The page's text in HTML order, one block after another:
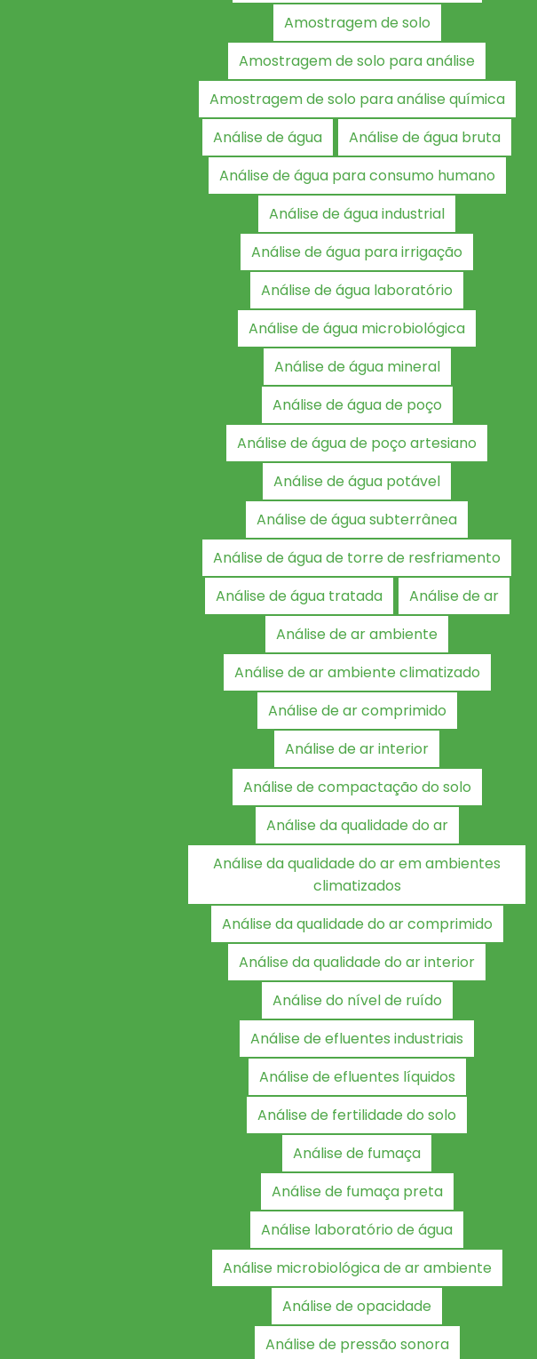
Amostragem de solo
Amostragem de solo para análise
Amostragem de solo para análise química
Análise de água
Análise de água bruta
Análise de água para consumo humano
Análise de água industrial
Análise de água para irrigação
Análise de água laboratório
Análise de água microbiológica
Análise de água mineral
Análise de água de poço
Análise de água de poço artesiano
Análise de água potável
Análise de água subterrânea
Análise de água de torre de resfriamento
Análise de água tratada
Análise de ar
Análise de ar ambiente
Análise de ar ambiente climatizado
Análise de ar comprimido
Análise de ar interior
Análise de compactação do solo
Análise da qualidade do ar
Análise da qualidade do ar em ambientes
climatizados
Análise da qualidade do ar comprimido
Análise da qualidade do ar interior
Análise do nível de ruído
Análise de efluentes industriais
Análise de efluentes líquidos
Análise de fertilidade do solo
Análise de fumaça
Análise de fumaça preta
Análise laboratório de água
Análise microbiológica de ar ambiente
Análise de opacidade
Análise de pressão sonora